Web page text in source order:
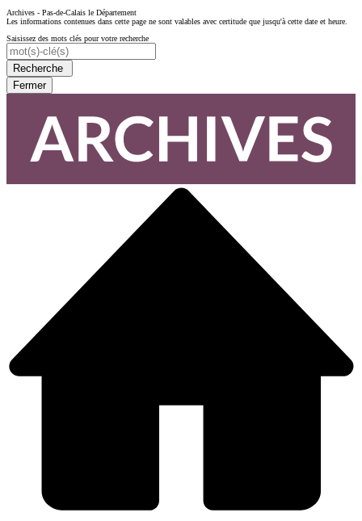
Archives - Pas-de-Calais le Département
Les informations contenues dans cette page ne sont valables avec certitude que jusqu'à cette date et heure.
Saisissez des mots clés pour votre recherche
Recherche
Fermer